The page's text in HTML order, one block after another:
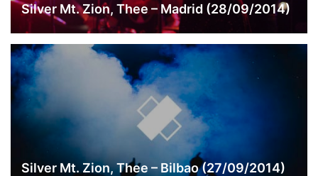
Silver Mt. Zion, Thee – Madrid (28/09/2014)
Silver Mt. Zion, Thee – Bilbao (27/09/2014)